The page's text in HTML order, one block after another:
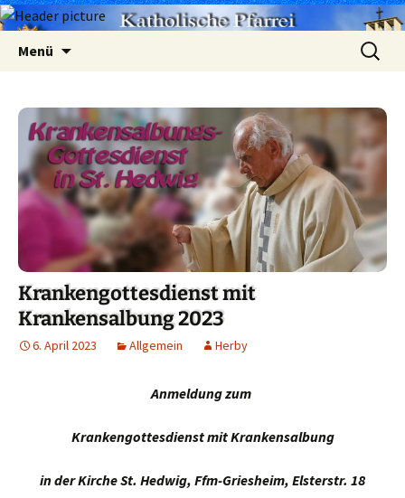
Menü
Suchen
nach:
Krankengottesdienst mit
Krankensalbung 2023
6. April 2023 Allgemein Herby
Anmeldung zum
Krankengottesdienst mit Krankensalbung
in der Kirche St. Hedwig, Ffm-Griesheim, Elsterstr. 18